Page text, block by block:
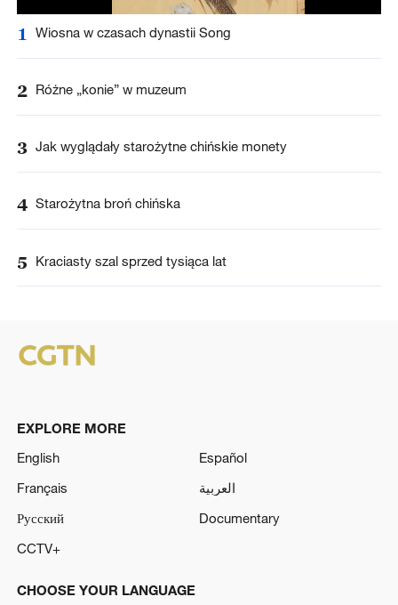
1 Wiosna w czasach dynastii Song
2 Różne „konie” w muzeum
3 Jak wyglądały starożytne chińskie monety
4 Starożytna broń chińska
5 Kraciasty szal sprzed tysiąca lat
EXPLORE MORE
English
Español
Français
العربية
Русский
Documentary
CCTV+
CHOOSE YOUR LANGUAGE